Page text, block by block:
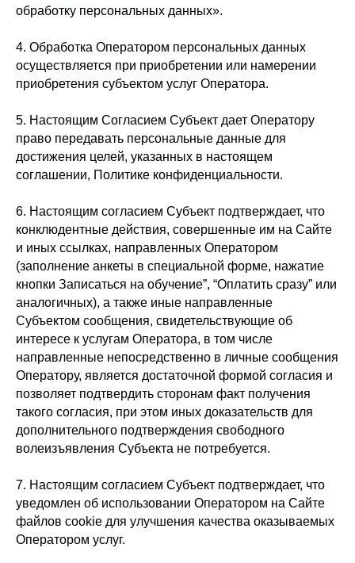
обработку персональных данных».
4. Обработка Оператором персональных данных
осуществляется при приобретении или намерении
приобретения субъектом услуг Оператора.
5. Настоящим Согласием Субъект дает Оператору
право передавать персональные данные для
достижения целей, указанных в настоящем
соглашении, Политике конфиденциальности.
6. Настоящим согласием Субъект подтверждает, что
конклюдентные действия, совершенные им на Сайте
и иных ссылках, направленных Оператором
(заполнение анкеты в специальной форме, нажатие
кнопки Записаться на обучение”, “Оплатить сразу” или
аналогичных), а также иные направленные
Субъектом сообщения, свидетельствующие об
интересе к услугам Оператора, в том числе
направленные непосредственно в личные сообщения
Оператору, является достаточной формой согласия и
позволяет подтвердить сторонам факт получения
такого согласия, при этом иных доказательств для
дополнительного подтверждения свободного
волеизъявления Субъекта не потребуется.
7. Настоящим согласием Субъект подтверждает, что
уведомлен об использовании Оператором на Сайте
файлов cookie для улучшения качества оказываемых
Оператором услуг.